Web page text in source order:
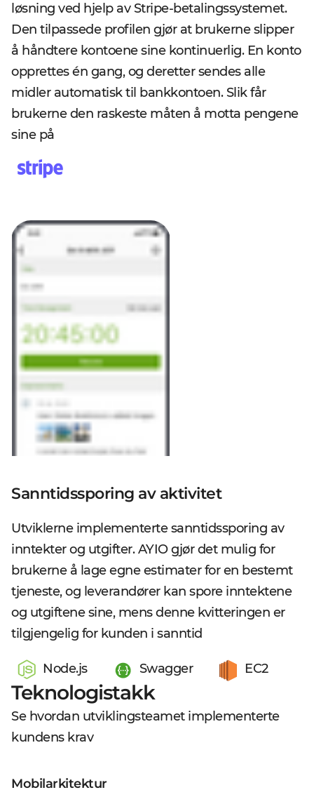
løsning ved hjelp av Stripe-betalingssystemet.
Den tilpassede profilen gjør at brukerne slipper
å håndtere kontoene sine kontinuerlig. En konto
opprettes én gang, og deretter sendes alle
midler automatisk til bankkontoen. Slik får
brukerne den raskeste måten å motta pengene
sine på
Sanntidssporing av aktivitet
Utviklerne implementerte sanntidssporing av
inntekter og utgifter. AYIO gjør det mulig for
brukerne å lage egne estimater for en bestemt
tjeneste, og leverandører kan spore inntektene
og utgiftene sine, mens denne kvitteringen er
tilgjengelig for kunden i sanntid
Node.js Swagger EC2
Teknologistakk
Se hvordan utviklingsteamet implementerte
kundens krav
Mobilarkitektur